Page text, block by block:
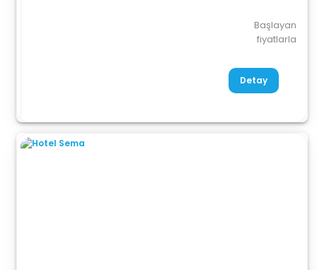
Başlayan
fiyatlarla
Detay